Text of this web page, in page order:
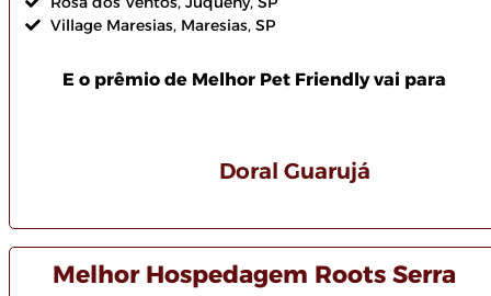
Village Maresias, Maresias, SP
E o prêmio de Melhor Pet Friendly vai para
Doral Guarujá
Melhor Hospedagem Roots Serra